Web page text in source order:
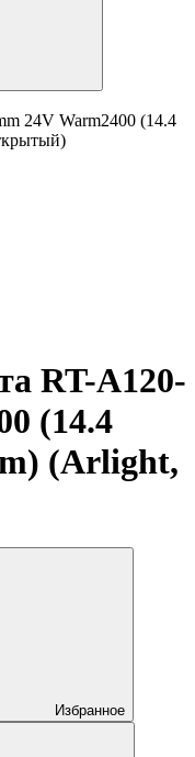
24V Warm2400 (14.4
RT-A120-
(14.4
(Arlight,
Избранное